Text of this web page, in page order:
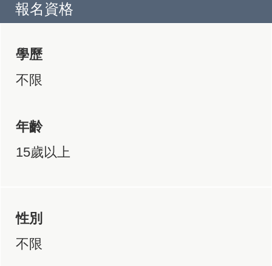
報名資格
學歷
不限
年齡
15歲以上
性別
不限